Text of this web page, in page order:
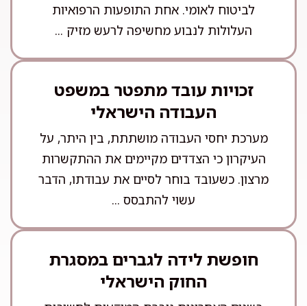
לביטוח לאומי. אחת התופעות הרפואיות
העלולות לנבוע מחשיפה לרעש מזיק ...
זכויות עובד מתפטר במשפט
העבודה הישראלי
מערכת יחסי העבודה מושתתת, בין היתר, על
העיקרון כי הצדדים מקיימים את ההתקשרות
מרצון. כשעובד בוחר לסיים את עבודתו, הדבר
עשוי להתבסס ...
חופשת לידה לגברים במסגרת
החוק הישראלי